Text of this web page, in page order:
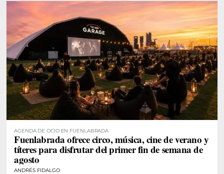
AGENDA DE OCIO EN FUENLABRADA
Fuenlabrada ofrece circo, música, cine de verano y
títeres para disfrutar del primer fin de semana de
agosto
ANDRÉS FIDALGO